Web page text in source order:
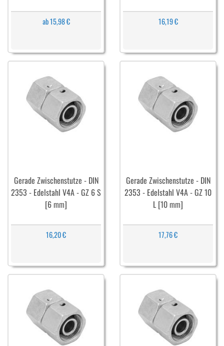
ab 15,98 € 16,19 €
Gerade Zwischenstutze - DIN
2353 - Edelstahl V4A - GZ 6 S
[6 mm]
16,20 €
Gerade Zwischenstutze - DIN
2353 - Edelstahl V4A - GZ 10
L [10 mm]
17,76 €